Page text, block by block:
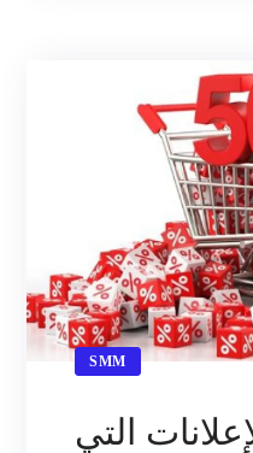
SMM
التي